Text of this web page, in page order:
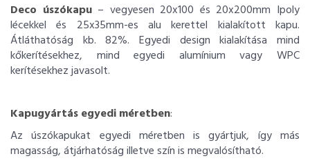
Deco úszókapu– vegyesen 20x100 és 20x200mm Ipoly
lécekkel és 25x35mm-es alu kerettel kialakított kapu.
Átláthatóság kb. 82%. Egyedi design kialakítása mind
kőkerítésekhez, mind egyedi alumínium vagy WPC
kerítésekhez javasolt.
Kapugyártás egyedi méretben:
Az úszókapukat egyedi méretben is gyártjuk, így más
magasság, átjárhatóság illetve szín is megvalósítható.